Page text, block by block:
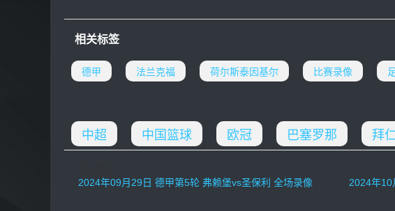
相关标签
德甲 法兰克福 荷尔斯泰因基尔 比赛录像
中超 中国篮球 欧冠 巴塞罗那 拜
2024年09月29日 德甲第5轮 弗赖堡vs圣保利 全场录像
2024年10月